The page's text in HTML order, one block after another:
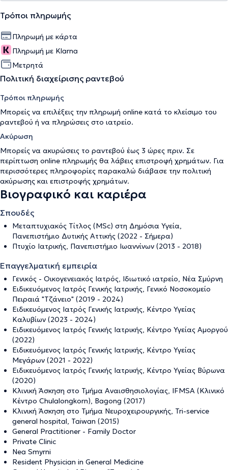
Τρόποι πληρωμής
Πληρωμή με κάρτα
Πληρωμή με Klarna
Μετρητά
Πολιτική διαχείρισης ραντεβού
Τρόποι πληρωμής
Μπορείς να επιλέξεις την πληρωμή online κατά το κλείσιμο του
ραντεβού ή να πληρώσεις στο ιατρείο.
Ακύρωση
Μπορείς να ακυρώσεις το ραντεβού έως 3 ώρες πριν. Σε
περίπτωση online πληρωμής θα λάβεις επιστροφή χρημάτων. Για
περισσότερες πληροφορίες παρακαλώ διάβασε την πολιτική
ακύρωσης και επιστροφής χρημάτων.
Βιογραφικό και καριέρα
Σπουδές
Μεταπτυχιακός Τίτλος (MSc) στη Δημόσια Υγεία,
Πανεπιστήμιο Δυτικής Αττικής (2022 - Σήμερα)
Πτυχίο Ιατρικής, Πανεπιστήμιο Ιωαννίνων (2013 - 2018)
Επαγγελματική εμπειρία
Γενικός - Οικογενειακός Ιατρός, Ιδιωτικό ιατρείο, Νέα Σμύρνη
Ειδικευόμενος Ιατρός Γενικής Ιατρικής, Γενικό Νοσοκομείο
Πειραιά "Τζάνειο" (2019 - 2024)
Ειδικευόμενος Ιατρός Γενικής Ιατρικής, Κέντρο Υγείας
Καλυβίων (2023 - 2024)
Ειδικευόμενος Ιατρός Γενικής Ιατρικής, Κέντρο Υγείας Αμοργού
(2022)
Ειδικευόμενος Ιατρός Γενικής Ιατρικής, Κέντρο Υγείας
Μεγάρων (2021 - 2022)
Ειδικευόμενος Ιατρός Γενικής Ιατρικής, Κέντρο Υγείας Βύρωνα
(2020)
Κλινική Άσκηση στο Τμήμα Αναισθησιολογίας, IFMSA (Κλινικό
Κέντρο Chulalongkorn), Bagong (2017)
Κλινική Άσκηση στο Τμήμα Νευροχειρουργικής, Tri-service
general hospital, Taiwan (2015)
General Practitioner - Family Doctor
Private Clinic
Nea Smyrni
Resident Physician in General Medicine